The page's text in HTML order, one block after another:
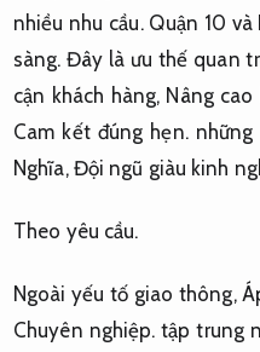
nhiều nhu cầu.Quận 10 và
sàng. Đây là ưu thế quan
cận khách hàng, Nâng cao
Cam kết đúng hẹn.những
Nghĩa, Đội ngũ giàu kinh
Theo yêu cầu.
Ngoài yếu tố giao thông,
Chuyên nghiệp. tập trung